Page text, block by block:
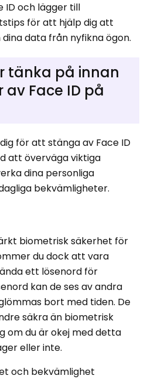
ID och lägger till
för att hjälp dig att
data från nyfikna ögon.
tänka på innan
Face ID på
för att stänga av Face ID
att överväga viktiga
dina personliga
bekvämligheter.
biometrisk säkerhet för
du dock att vara
ett lösenord för
kan de ses av andra
bort med tiden. De
säkra än biometrisk
om du är okej med detta
eller inte.
och bekvämlighet